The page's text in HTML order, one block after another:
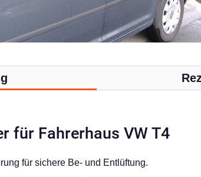
für Fahrerhaus VW T4
für sichere Be- und Entlüftung.